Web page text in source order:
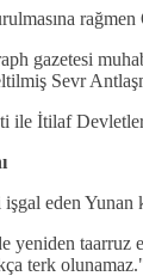
rağmen
gazetesi
Sevr
ile İtilaf
eden
taarruz
terk